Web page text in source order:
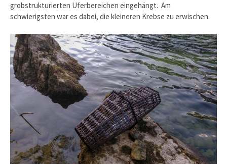
grobstrukturierten Uferbereichen eingehängt. Am
schwierigsten war es dabei, die kleineren Krebse zu erwischen.